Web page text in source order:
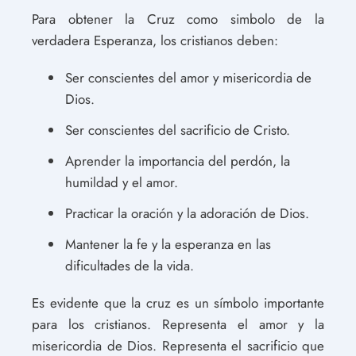
Para obtener la Cruz como simbolo de la
verdadera Esperanza, los cristianos deben:
Ser conscientes del amor y misericordia de
Dios.
Ser conscientes del sacrificio de Cristo.
Aprender la importancia del perdón, la
humildad y el amor.
Practicar la oración y la adoración de Dios.
Mantener la fe y la esperanza en las
dificultades de la vida.
Es evidente que la cruz es un símbolo importante
para los cristianos. Representa el amor y la
misericordia de Dios. Representa el sacrificio que